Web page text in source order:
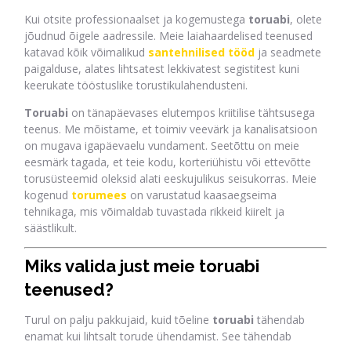
Kui otsite professionaalset ja kogemustega toruabi, olete
jõudnud õigele aadressile. Meie laiahaardelised teenused
katavad kõik võimalikud santehnilised tööd ja seadmete
paigalduse, alates lihtsatest lekkivatest segistitest kuni
keerukate tööstuslike torustikulahendusteni.
Toruabi on tänapäevases elutempos kriitilise tähtsusega
teenus. Me mõistame, et toimiv veevärk ja kanalisatsioon
on mugava igapäevaelu vundament. Seetõttu on meie
eesmärk tagada, et teie kodu, korteriühistu või ettevõtte
torusüsteemid oleksid alati eeskujulikus seisukorras. Meie
kogenud torumees on varustatud kaasaegseima
tehnikaga, mis võimaldab tuvastada rikkeid kiirelt ja
säästlikult.
Miks valida just meie toruabi
teenused?
Turul on palju pakkujaid, kuid tõeline toruabi tähendab
enamat kui lihtsalt torude ühendamist. See tähendab